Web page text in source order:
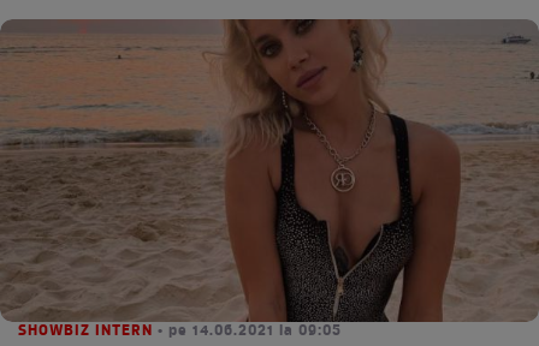
SHOWBIZ INTERN • pe 14.06.2021 la 09:05